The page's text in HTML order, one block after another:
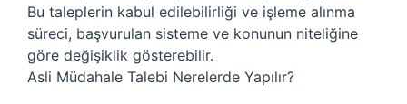
Bu taleplerin kabul edilebilirliği ve işleme alınma
süreci, başvurulan sisteme ve konunun niteliğine
göre değişiklik gösterebilir.
Asli Müdahale Talebi Nerelerde Yapılır?